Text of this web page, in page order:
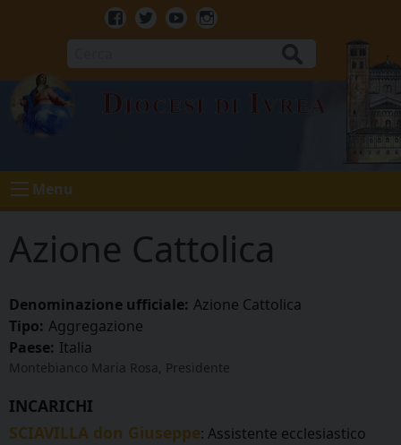
Facebook
TwitterYoutubeInstagram
Diocesi di Ivrea
Menu
Azione Cattolica
Denominazione ufficiale: Azione Cattolica
Tipo: Aggregazione
Paese: Italia
Montebianco Maria Rosa, Presidente
INCARICHI
SCIAVILLA don Giuseppe: Assistente ecclesiastico